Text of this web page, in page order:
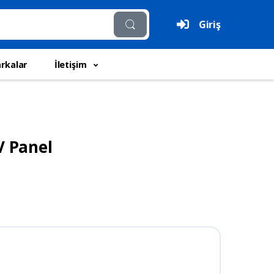
Giriş
İletişim
Panel